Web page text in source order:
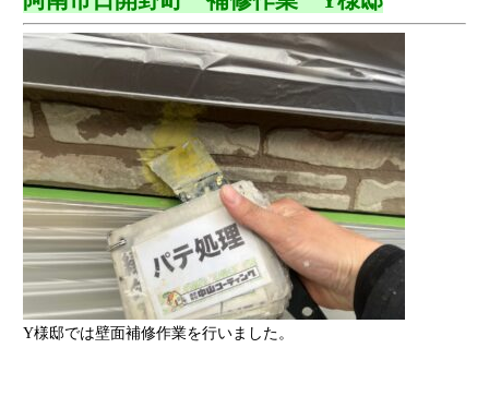
Y様邸では壁面補修作業を行いました。